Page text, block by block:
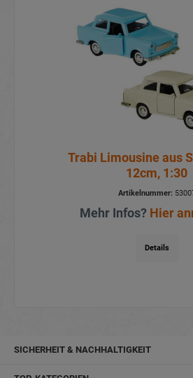
Trabi Limousine aus
12cm, 1:30
Artikelnummer:
Mehr Infos? Hier
Details
SICHERHEIT & NACHHALTIGKEIT